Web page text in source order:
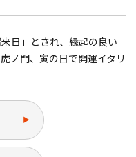
日」とされ、縁起の良い
ノ門、寅の日で開運イタリ